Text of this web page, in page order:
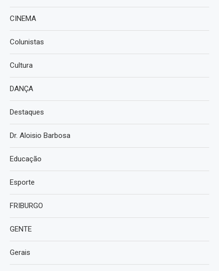
CINEMA
Colunistas
Cultura
DANÇA
Destaques
Dr. Aloisio Barbosa
Educação
Esporte
FRIBURGO
GENTE
Gerais